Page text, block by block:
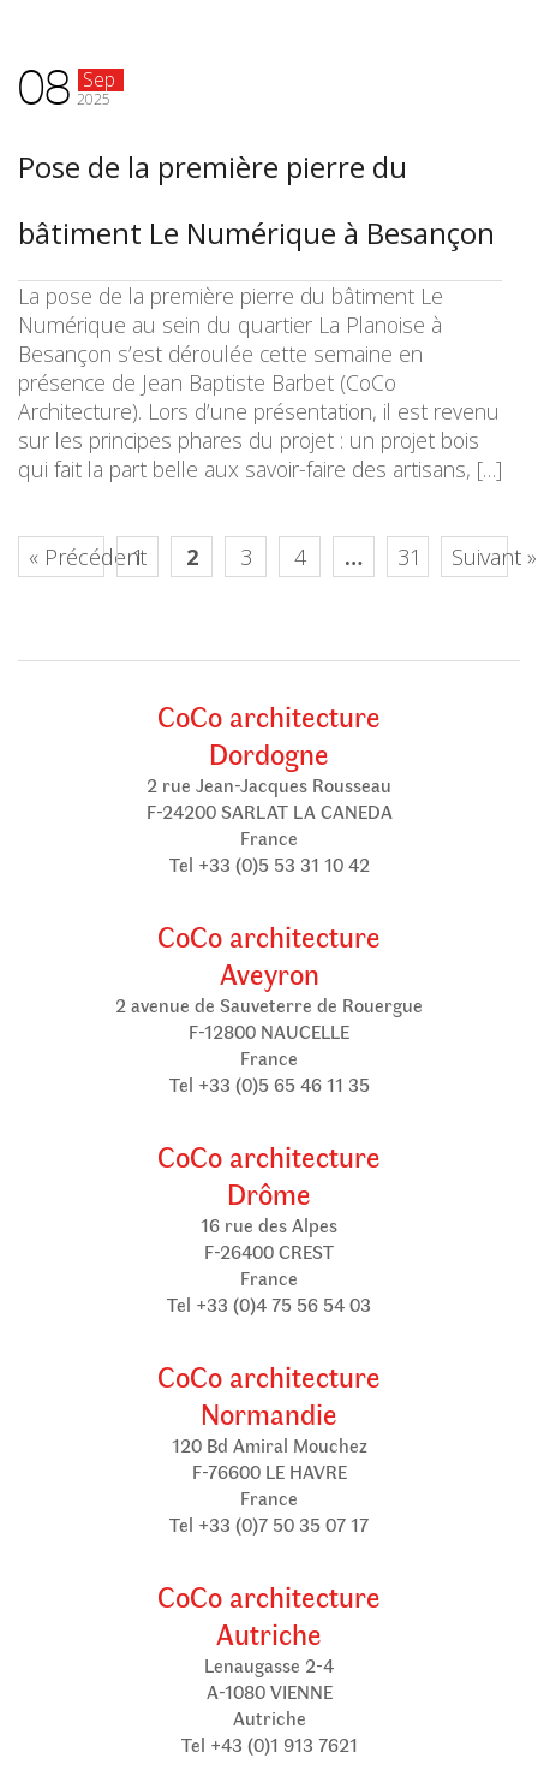
08 Sep
2025
Pose de la première pierre du
bâtiment Le Numérique à Besançon
La pose de la première pierre du bâtiment Le
Numérique au sein du quartier La Planoise à
Besançon s’est déroulée cette semaine en
présence de Jean Baptiste Barbet (CoCo
Architecture). Lors d’une présentation, il est revenu
sur les principes phares du projet : un projet bois
qui fait la part belle aux savoir-faire des artisans, […]
« Précédent
1 2 3 4 … 31 Suivant »
CoCo architecture
Dordogne
2 rue Jean-Jacques Rousseau
F-24200 SARLAT LA CANEDA
France
Tel +33 (0)5 53 31 10 42
CoCo architecture
Aveyron
2 avenue de Sauveterre de Rouergue
F-12800 NAUCELLE
France
Tel +33 (0)5 65 46 11 35
CoCo architecture
Drôme
16 rue des Alpes
F-26400 CREST
France
Tel +33 (0)4 75 56 54 03
CoCo architecture
Normandie
120 Bd Amiral Mouchez
F-76600 LE HAVRE
France
Tel +33 (0)7 50 35 07 17
CoCo architecture
Autriche
Lenaugasse 2-4
A-1080 VIENNE
Autriche
Tel +43 (0)1 913 7621